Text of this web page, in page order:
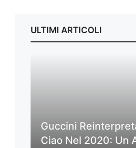
ULTIMI ARTICOLI
Guccini
Ciao Nel 2020: Un